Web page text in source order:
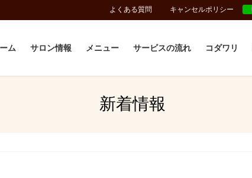
よくある質問 キャンセルポリシー
ム サロン情報 メニュー サービスの流れ コダワリ
新着情報